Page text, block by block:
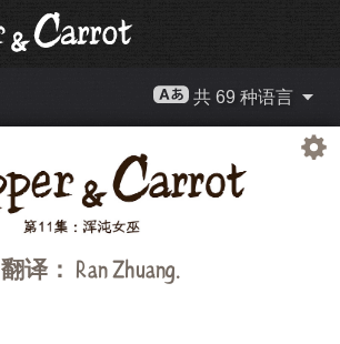
共 69 种语言
翻译： Ran Zhuang.